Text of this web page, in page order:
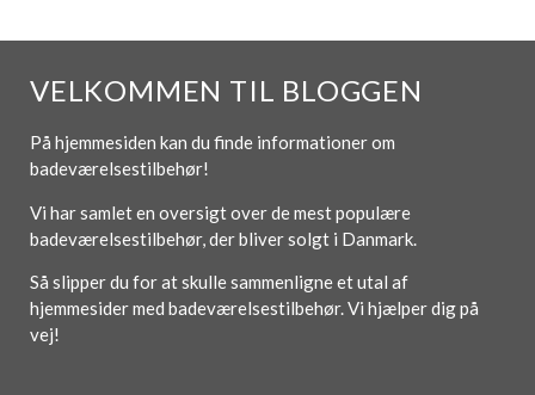
VELKOMMEN TIL BLOGGEN
På hjemmesiden kan du finde informationer om
badeværelsestilbehør!
Vi har samlet en oversigt over de mest populære
badeværelsestilbehør, der bliver solgt i Danmark.
Så slipper du for at skulle sammenligne et utal af
hjemmesider med badeværelsestilbehør. Vi hjælper dig på
vej!